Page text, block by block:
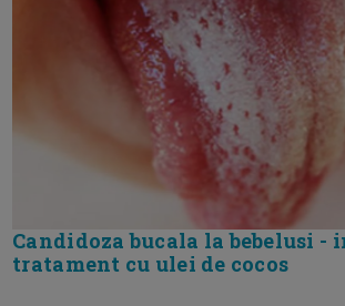
Candidoza bucala la bebelusi -
tratament cu ulei de cocos